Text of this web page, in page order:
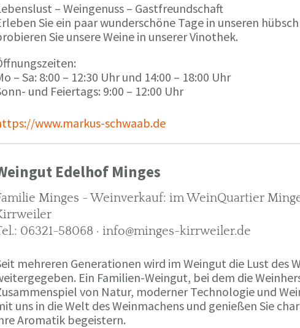
– Weingenuss – Gastfreundschaft
Sie ein paar wunderschöne Tage in unseren
Sie unsere Weine in unserer Vinothek.
– Sa: 8:00 – 12:30 Uhr und 14:00 – 18:00 Uhr
und Feiertags: 9:00 – 12:00 Uhr
www.markus-schwaab.de
Edelhof Minges
Minges - Weinverkauf: im WeinQuartier
06321-58068 · info@minges-kirrweiler.de
mehreren Generationen wird im Weingut die Lust des
Ein Familien-Weingut, bei dem die
von Natur, moderner Technologie und
uns in die Welt des Weinmachens und genießen Sie
Aromatik begeistern.